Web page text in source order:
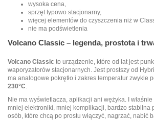
wysoka cena,
sprzęt typowo stacjonarny,
więcej elementów do czyszczenia niż w
nie ma podświetlenia
Volcano Classic – legenda, prostota i
Volcano Classic to urządzenie, które od lat jest
waporyzatorów stacjonarnych. Jest prostszy od
ma analogowe pokrętło i zakres temperatur zwykle
230°C.
Nie ma wyświetlacza, aplikacji ani wężyka. I właśnie
mniej elektroniki, mniej komplikacji, bardzo stabilna
osób, które chcą po prostu włączyć, nagrzać, nabić